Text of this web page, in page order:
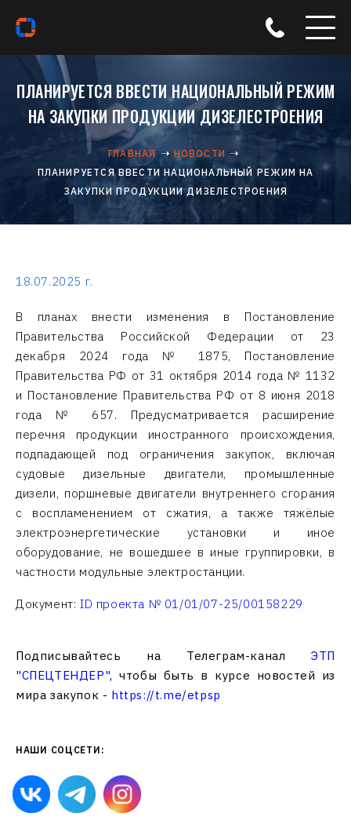
ПЛАНИРУЕТСЯ ВВЕСТИ НАЦИОНАЛЬНЫЙ РЕЖИМ
НА ЗАКУПКИ ПРОДУКЦИИ ДИЗЕЛЕСТРОЕНИЯ
ГЛАВНАЯ
НОВОСТИ
ПЛАНИРУЕТСЯ ВВЕСТИ НАЦИОНАЛЬНЫЙ РЕЖИМ НА
ЗАКУПКИ ПРОДУКЦИИ ДИЗЕЛЕСТРОЕНИЯ
18.07.2025 г.
В планах внести изменения в Постановление
Правительства Российской Федерации от 23
декабря 2024 года № 1875, Постановление
Правительства РФ от 31 октября 2014 года № 1132
и Постановление Правительства РФ от 8 июня 2018
года № 657. Предусматривается расширение
перечня продукции иностранного происхождения,
подпадающей под ограничения закупок, включая
судовые дизельные двигатели, промышленные
дизели, поршневые двигатели внутреннего сгорания
с воспламенением от сжатия, а также тяжёлые
электроэнергетические установки и иное
оборудование, не вошедшее в иные группировки, в
частности модульные электростанции.
Документ: ID проекта № 01/01/07-25/00158229
Подписывайтесь на Телеграм-каналЭТП
"СПЕЦТЕНДЕР", чтобы быть в курсе новостей из
мира закупок - https://t.me/etpsp
НАШИ СОЦСЕТИ: